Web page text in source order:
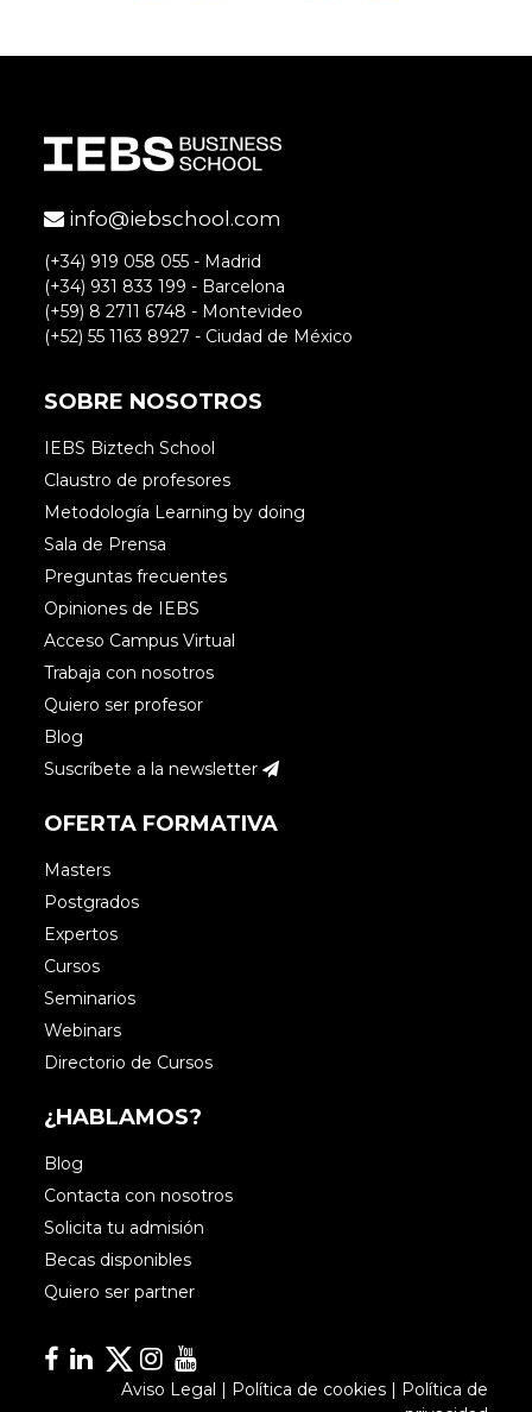
info@iebschool.com
(+34) 919 058 055 - Madrid
(+34) 931 833 199 - Barcelona
(+59) 8 2711 6748 - Montevideo
(+52) 55 1163 8927 - Ciudad de México
SOBRE NOSOTROS
IEBS Biztech School
Claustro de profesores
Metodología Learning by doing
Sala de Prensa
Preguntas frecuentes
Opiniones de IEBS
Acceso Campus Virtual
Trabaja con nosotros
Quiero ser profesor
Blog
Suscríbete a la newsletter
OFERTA FORMATIVA
Masters
Postgrados
Expertos
Cursos
Seminarios
Webinars
Directorio de Cursos
¿HABLAMOS?
Blog
Contacta con nosotros
Solicita tu admisión
Becas disponibles
Quiero ser partner
Facebook
Linkedin
Linkedin
Instagram
Aviso Legal Política de cookies|
Política de